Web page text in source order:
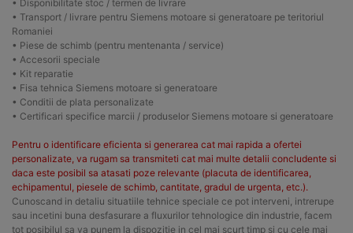
• Disponibilitate stoc / termen de livrare
• Transport / livrare pentru Siemens motoare si generatoare pe teritoriul
Romaniei
• Piese de schimb (pentru mentenanta / service)
• Accesorii speciale
• Kit reparatie
• Fisa tehnica Siemens motoare si generatoare
• Conditii de plata personalizate
• Certificari specifice marcii / produselor Siemens motoare si generatoare
Pentru o identificare eficienta si generarea cat mai rapida a ofertei
personalizate, va rugam sa transmiteti cat mai multe detalii concludente si
daca este posibil sa atasati poze relevante (placuta de identificarea,
echipamentul, piesele de schimb, cantitate, gradul de urgenta, etc.).
Cunoscand in detaliu situatiile tehnice speciale ce pot interveni, intrerupe
sau incetini buna desfasurare a fluxurilor tehnologice din industrie, facem
tot posibilul sa va punem la dispozitie in cel mai scurt timp si cu cele mai